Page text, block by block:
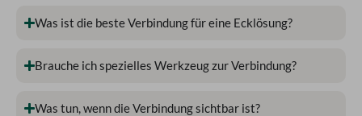
Was ist die beste Verbindung für eine Ecklösung?
Brauche ich spezielles Werkzeug zur Verbindung?
Was tun, wenn die Verbindung sichtbar ist?